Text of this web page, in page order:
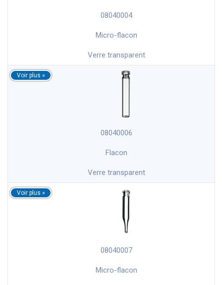
08040004
Micro-flacon
Verre transparent
08040006
Flacon
Verre transparent
08040007
Micro-flacon